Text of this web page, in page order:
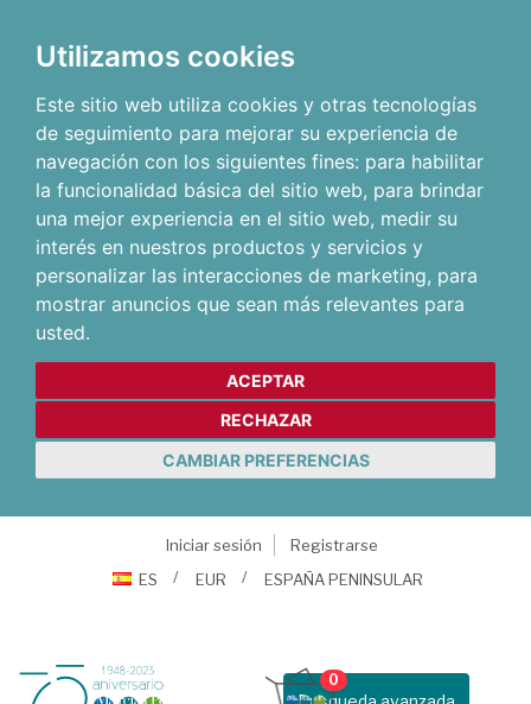
Utilizamos cookies
Este sitio web utiliza cookies y otras tecnologías
de seguimiento para mejorar su experiencia de
navegación con los siguientes fines: para habilitar
la funcionalidad básica del sitio web, para brindar
una mejor experiencia en el sitio web, medir su
interés en nuestros productos y servicios y
personalizar las interacciones de marketing, para
mostrar anuncios que sean más relevantes para
usted.
ACEPTAR
RECHAZAR
CAMBIAR PREFERENCIAS
Iniciar sesión
Registrarse
ES
EUR ESPAÑA PENINSULAR
0